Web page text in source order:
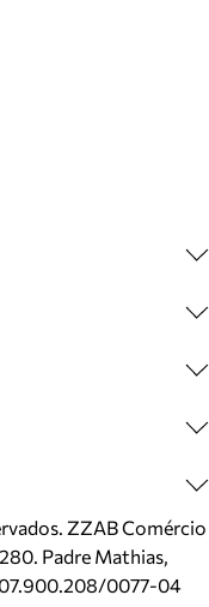
ZZAB Comércio
Padre Mathias,
07.900.208/0077-04